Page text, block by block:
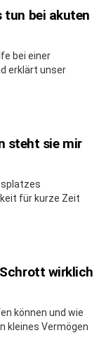
tun bei akuten
bei einer
erklärt unser
steht sie mir
für kurze Zeit
wirklich
können und wie
kleines Vermögen